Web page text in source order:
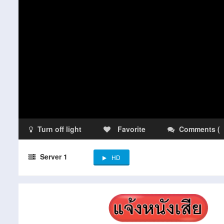
Turn off light Favorite Comments (
Server 1 HD